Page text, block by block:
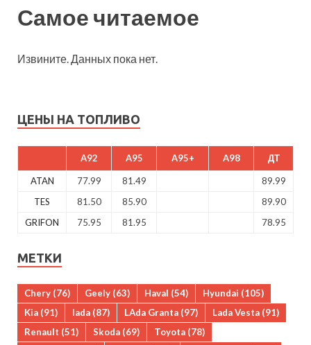
Самое читаемое
Извините. Данных пока нет.
ЦЕНЫ НА ТОПЛИВО
A92 A95 A95+ A98 ДТ
ATAN 77.99 81.49
89.99
TES
81.50 85.90
89.90
GRIFON
75.95 81.95 78.95
МЕТКИ
Chery (76) Geely (63) Haval (54) Hyundai (105)
Kia (91) lada (87) LAda Granta (97) Lada Vesta (91)
Renault (51) Skoda (69) Toyota (78)